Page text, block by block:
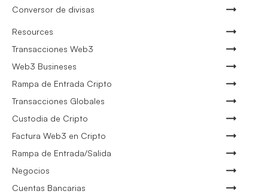
Conversor de divisas
Resources
Transacciones Web3
Web3 Busineses
Rampa de Entrada Cripto
Transacciones Globales
Custodia de Cripto
Factura Web3 en Cripto
Rampa de Entrada/Salida
Negocios
Cuentas Bancarias